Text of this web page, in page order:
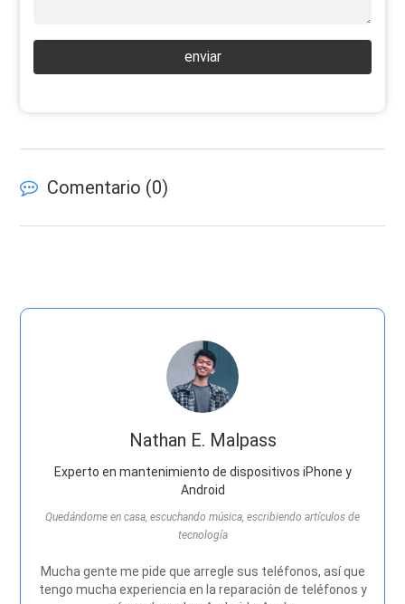
enviar
Comentario (0)
Nathan E. Malpass
Experto en mantenimiento de dispositivos iPhone y
Android
Quedándome en casa, escuchando música, escribiendo artículos de
tecnología
Mucha gente me pide que arregle sus teléfonos, así que
tengo mucha experiencia en la reparación de teléfonos y